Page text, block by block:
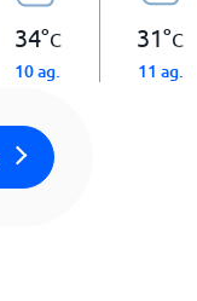
34°C
10 ag.
31°C
11 ag.